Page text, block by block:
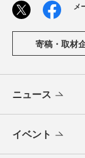
メ
寄稿・取材
ニュース
イベント